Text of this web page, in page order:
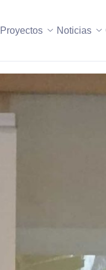
Proyectos Noticias